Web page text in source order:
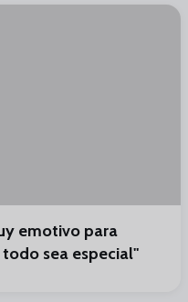
emotivo para
sea especial"